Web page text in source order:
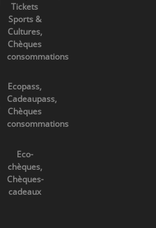
Tickets
Sports &
Cultures,
Chèques
consommations
Ecopass,
Cadeaupass,
Chèques
consommations
Eco-
chèques,
Chèques-
cadeaux